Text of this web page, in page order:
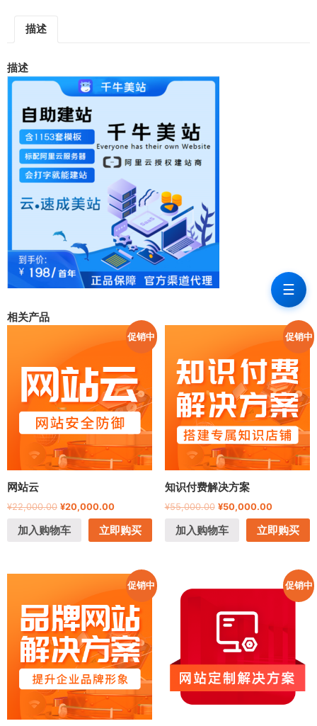
描述
描述
相关产品
促销中
网站云
¥22,000.00 ¥20,000.00
加入购物车 立即购买
促销中
知识付费解决方案
¥55,000.00 ¥50,000.00
加入购物车 立即购买
促销中 促销中
☰